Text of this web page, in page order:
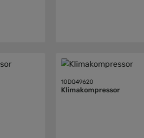
10DQ49620
Klimakompressor